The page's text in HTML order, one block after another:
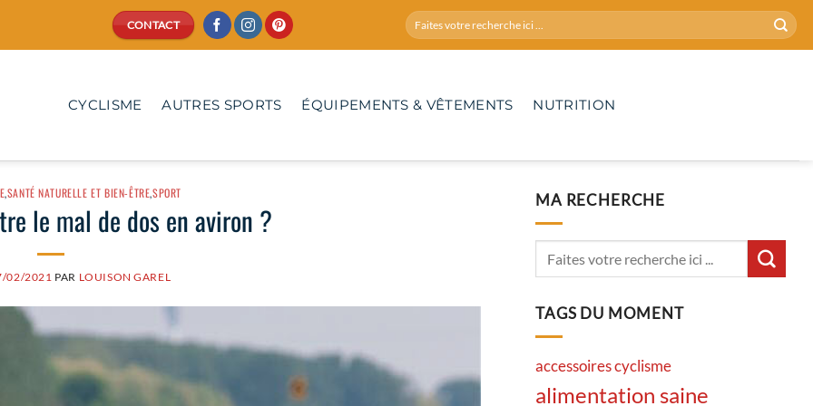
CONTACT
CYCLISME AUTRES SPORTS ÉQUIPEMENTS & VÊTEMENTS NUTRITION
,SANTÉ NATURELLE ET BIEN-ÊTRE,SPORT
le mal de dos en aviron ?
02/2021 PAR LOUISON GAREL
MA RECHERCHE
TAGS DU MOMENT
accessoires cyclisme
alimentation saine